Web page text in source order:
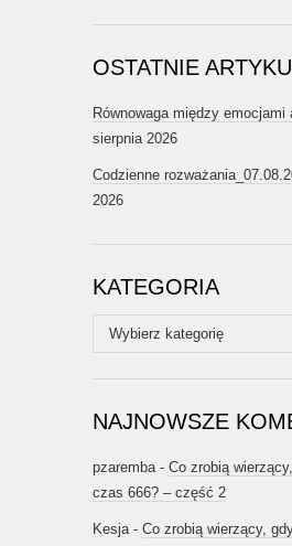
OSTATNIE
Równowaga między emocjami
sierpnia 2026
Codzienne
2026
KATEGORIA
Kategoria
NAJNOWSZE
pzaremba- Co zrobią
czas 666? – część 2
Kesja- Co zrobią wierzący,